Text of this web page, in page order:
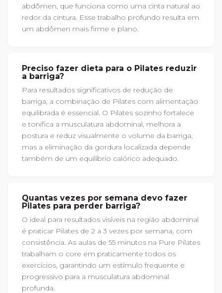
abdômen, que funciona como uma cinta natural ao
redor da cintura. Esse trabalho profundo resulta em
um abdômen mais firme e plano.
Preciso fazer dieta para o Pilates reduzir
a barriga?
Para resultados significativos de redução de
barriga, a combinação de Pilates com alimentação
equilibrada é essencial. O Pilates sozinho fortalece
e tonifica a musculatura abdominal, melhora a
postura e reduz visualmente o volume da barriga,
mas a eliminação da gordura localizada depende
também de um equilíbrio calórico adequado.
Quantas vezes por semana devo fazer
Pilates para perder barriga?
O ideal para resultados visíveis na região abdominal
é praticar Pilates de 2 a 3 vezes por semana, com
consistência. As aulas de 55 minutos na Pure Pilates
trabalham o core em praticamente todos os
exercícios, garantindo um estímulo frequente e
progressivo para a musculatura abdominal
profunda.